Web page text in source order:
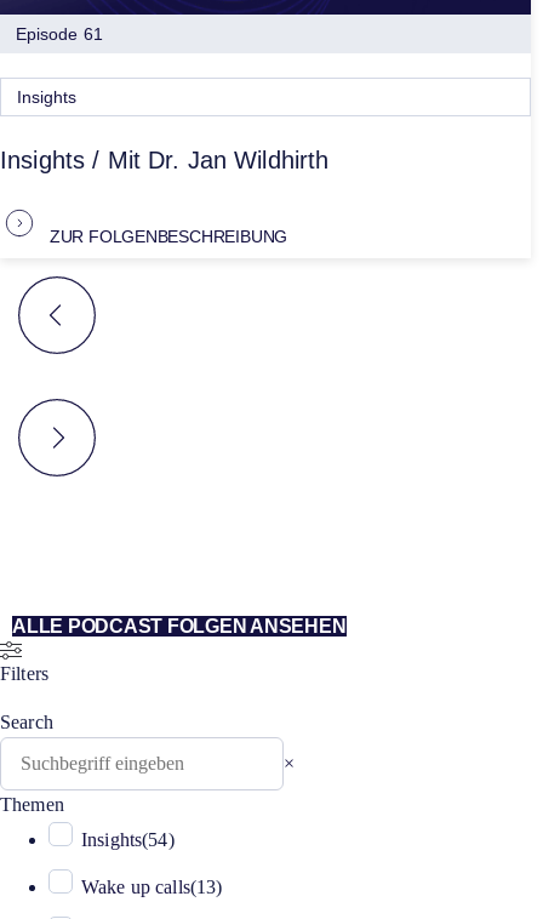
Episode 61
Insights
Insights / Mit Dr. Jan Wildhirth
ZUR FOLGENBESCHREIBUNG
ALLE PODCAST FOLGEN ANSEHEN
Filters
Search
×
Themen
Insights(54)
Wake up calls(13)